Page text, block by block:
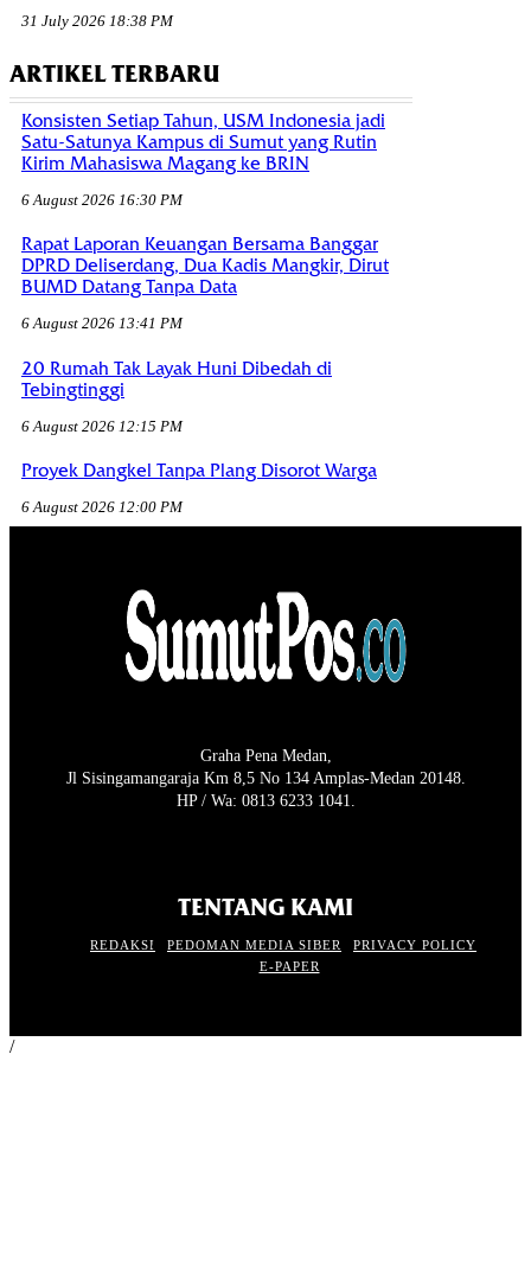
31 July 2026 18:38 PM
ARTIKEL TERBARU
Konsisten Setiap Tahun, USM Indonesia jadi
Satu-Satunya Kampus di Sumut yang Rutin
Kirim Mahasiswa Magang ke BRIN
6 August 2026 16:30 PM
Rapat Laporan Keuangan Bersama Banggar
DPRD Deliserdang, Dua Kadis Mangkir, Dirut
BUMD Datang Tanpa Data
6 August 2026 13:41 PM
20 Rumah Tak Layak Huni Dibedah di
Tebingtinggi
6 August 2026 12:15 PM
Proyek Dangkel Tanpa Plang Disorot Warga
6 August 2026 12:00 PM
Graha Pena Medan,
Jl Sisingamangaraja Km 8,5 No 134 Amplas-Medan 20148.
HP / Wa: 0813 6233 1041.
TENTANG KAMI
REDAKSI PEDOMAN MEDIA SIBER
PRIVACY POLICY
E-PAPER
/